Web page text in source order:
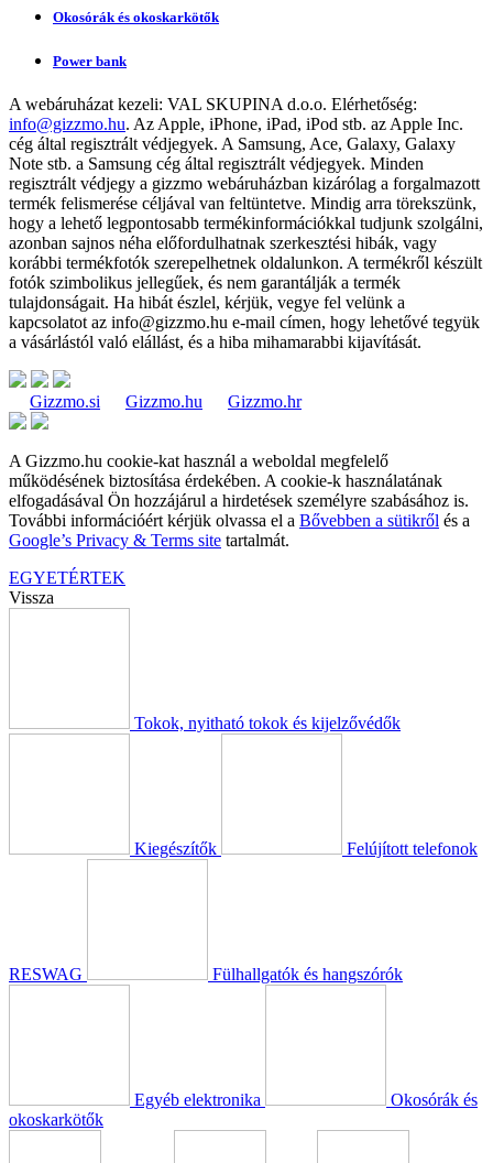
Okosórák és okoskarkötők
Power bank
A webáruházat kezeli: VAL SKUPINA d.o.o. Elérhetőség:
info@gizzmo.hu. Az Apple, iPhone, iPad, iPod stb. az Apple Inc.
cég által regisztrált védjegyek. A Samsung, Ace, Galaxy, Galaxy
Note stb. a Samsung cég által regisztrált védjegyek. Minden
regisztrált védjegy a gizzmo webáruházban kizárólag a forgalmazott
termék felismerése céljával van feltüntetve. Mindig arra törekszünk,
hogy a lehető legpontosabb termékinformációkkal tudjunk szolgálni,
azonban sajnos néha előfordulhatnak szerkesztési hibák, vagy
korábbi termékfotók szerepelhetnek oldalunkon. A termékről készült
fotók szimbolikus jellegűek, és nem garantálják a termék
tulajdonságait. Ha hibát észlel, kérjük, vegye fel velünk a
kapcsolatot az info@gizzmo.hu e-mail címen, hogy lehetővé tegyük
a vásárlástól való elállást, és a hiba mihamarabbi kijavítását.
Gizzmo.si Gizzmo.hu Gizzmo.hr
A Gizzmo.hu cookie-kat használ a weboldal megfelelő
működésének biztosítása érdekében. A cookie-k használatának
elfogadásával Ön hozzájárul a hirdetések személyre szabásához is.
További információért kérjük olvassa el a Bővebben a sütikről és a
Google’s Privacy & Terms site tartalmát.
EGYETÉRTEK
Vissza
Tokok, nyitható tokok és kijelzővédők
Kiegészítők Felújított telefonok
RESWAG Fülhallgatók és hangszórók
Egyéb elektronika
Okosórák és
okoskarkötők